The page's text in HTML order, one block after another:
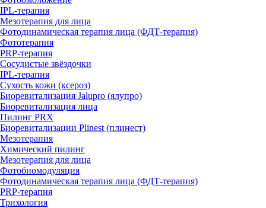
IPL‑терапия
Мезотерапия для лица
Фотодинамическая терапия лица (ФДТ-терапия)
Фототерапия
PRP-терапия
Сосудистые звёздочки
IPL‑терапия
Сухость кожи (ксероз)
Биоревитализация Jalupro (ялупро)
Биоревитализация лица
Пилинг PRX
Биоревитализации Plinest (плинест)
Мезотерапия
Химический пилинг
Мезотерапия для лица
Фотобиомодуляция
Фотодинамическая терапия лица (ФДТ-терапия)
PRP-терапия
Трихология